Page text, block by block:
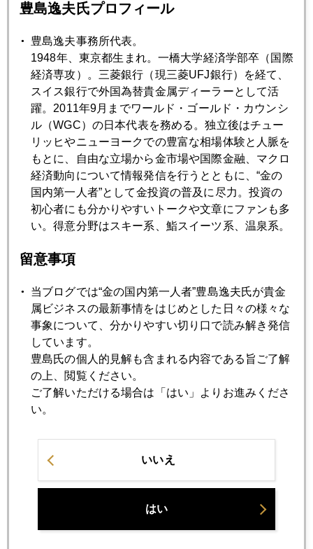
オッサン講師がいきなり出てきて～～。
2020年
1月 2月 3月 4月 5月 6月
7月 8月 9月 10月 11月 12月
2020年12月28日
変異リスク、東京五輪に暗雲
２０２１年のリスク・シナリオ
2020年12月24日
「サクラ・パーティーってなに？」外国人投資家の疑問
2020年12月23日
２０２１年金価格を占う勘所
2020年12月22日
ジム・ロジャーズ氏との会話
英国ウイルス変異種、市場に新たな不安要因
豊島逸夫氏プロフィール
豊島逸夫事務所代表。
1948年、東京都生まれ。一橋大学経済学部卒（国際
経済専攻）。三菱銀行（現三菱UFJ銀行）を経て、
スイス銀行で外国為替貴金属ディーラーとして活
躍。2011年9月までワールド・ゴールド・カウンシ
ル（WGC）の日本代表を務める。独立後はチュー
リッヒやニューヨークでの豊富な相場体験と人脈を
もとに、自由な立場から金市場や国際金融、マクロ
経済動向について情報発信を行うとともに、“金の
国内第一人者”として金投資の普及に尽力。投資の
初心者にも分かりやすいトークや文章にファンも多
い。得意分野はスキー系、鮨スイーツ系、温泉系。
留意事項
当ブログでは“金の国内第一人者”豊島逸夫氏が貴金
属ビジネスの最新事情をはじめとした日々の様々な
事象について、分かりやすい切り口で読み解き発信
しています。
豊島氏の個人的見解も含まれる内容である旨ご了解
の上、閲覧ください。
ご了解いただける場合は「はい」よりお進みくださ
い。
いいえ
はい